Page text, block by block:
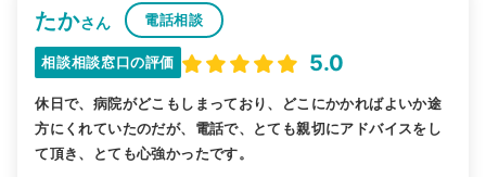
たかさん 電話相談
相談相談窓口の評価 5.0
休日で、病院がどこもしまっており、どこにかかればよいか途
方にくれていたのだが、電話で、とても親切にアドバイスをし
て頂き、とても心強かったです。